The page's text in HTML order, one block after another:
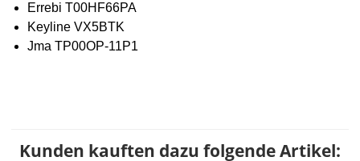
Errebi T00HF66PA
Keyline VX5BTK
Jma TP00OP-11P1
Kunden kauften dazu folgende Artikel: